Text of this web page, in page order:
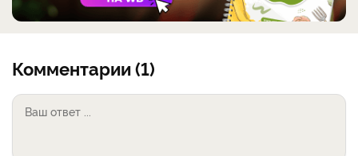
Комментарии (1)